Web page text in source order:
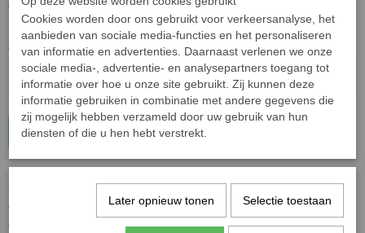
€ 11,40
Aantal
In winkelwagen
vloeistoffen, alcohol etc! De sprayer is speciaal ontwikkeld voor
dagelijks gebruik in o.a. de professionele automotive sector. Hij is
Cookies worden door ons gebruikt voor verkeersanalyse, het
aanbieden van sociale media-functies en het personaliseren
van informatie en advertenties. Daarnaast verlenen we onze
sociale media-, advertentie- en analysepartners toegang tot
informatie over hoe u onze site gebruikt. Zij kunnen deze
informatie gebruiken in combinatie met andere gegevens die
zij mogelijk hebben verzameld door uw gebruik van hun
diensten of die u hen hebt verstrekt.
Later opnieuw tonen Selectie toestaan